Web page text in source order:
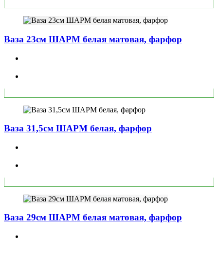
Ваза 23см ШАРМ белая матовая, фарфор
Ваза 31,5см ШАРМ белая, фарфор
Ваза 29см ШАРМ белая матовая, фарфор